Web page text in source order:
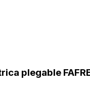
plegable